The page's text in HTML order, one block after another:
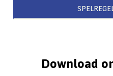
Download